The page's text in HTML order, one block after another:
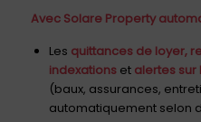
Avec Solare Property
Les quittances de loyer,
indexationset alertes
(baux, assurances,
automatiquement selon